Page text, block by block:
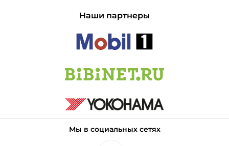
Наши партнеры
Мы в социальных сетях